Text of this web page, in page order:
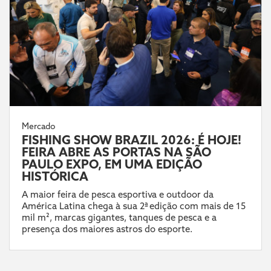
Mercado
FISHING SHOW BRAZIL 2026: É HOJE!
FEIRA ABRE AS PORTAS NA SÃO
PAULO EXPO, EM UMA EDIÇÃO
HISTÓRICA
A maior feira de pesca esportiva e outdoor da
América Latina chega à sua 2ª edição com mais de 15
mil m², marcas gigantes, tanques de pesca e a
presença dos maiores astros do esporte.